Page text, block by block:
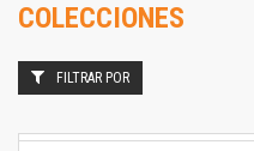
COLECCIONES
FILTRAR POR